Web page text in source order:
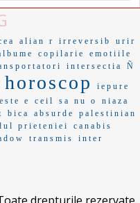
alian r irreversib
urir
copilarie
emotiile
intersectia Ñ
horoscop
iepure
e ceil sa nu o
niaza
bica absurde
palestinian
prieteniei
canabis
transmis inter